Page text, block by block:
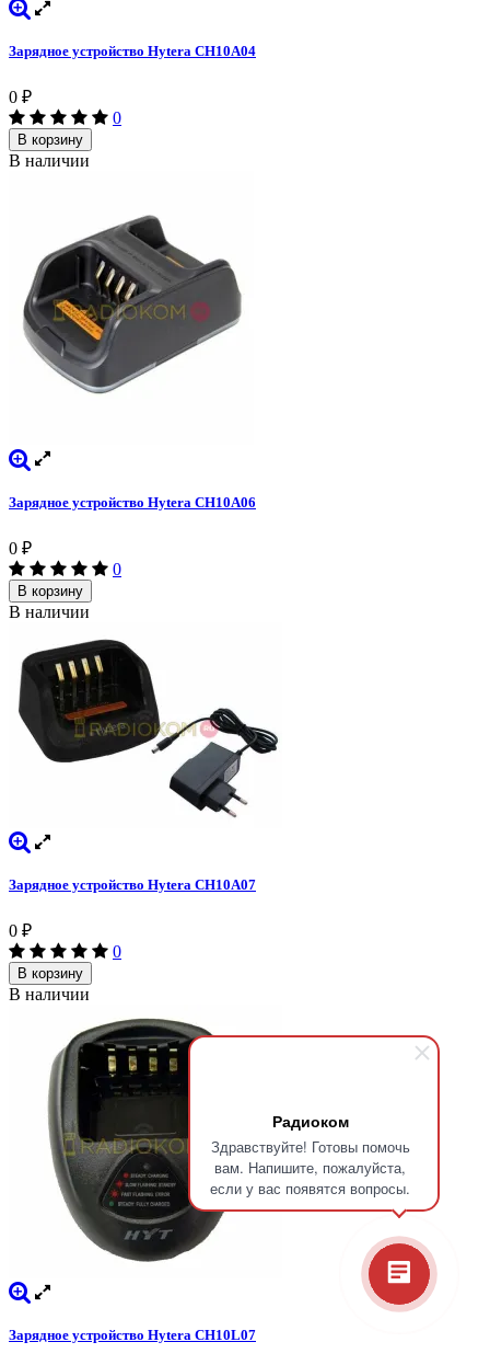
Радиоком
Здравствуйте! Готовы помочь
вам. Напишите, пожалуйста,
если у вас появятся вопросы.
Зарядное устройство Hytera CH10A04
0 ₽
0
В корзину
В наличии
Зарядное устройство Hytera CH10A06
0 ₽
0
В корзину
В наличии
Зарядное устройство Hytera CH10A07
0 ₽
0
В корзину
В наличии
Зарядное устройство Hytera CH10L07